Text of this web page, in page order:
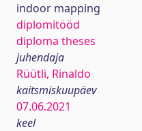
indoor mapping
diplomitööd
diploma theses
juhendaja
Rüütli, Rinaldo
kaitsmiskuupäev
07.06.2021
keel